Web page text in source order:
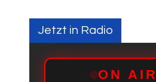
Jetzt in Radio